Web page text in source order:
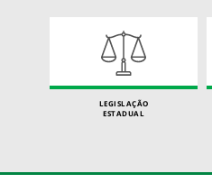
LEGISLAÇÃO
ESTADUAL